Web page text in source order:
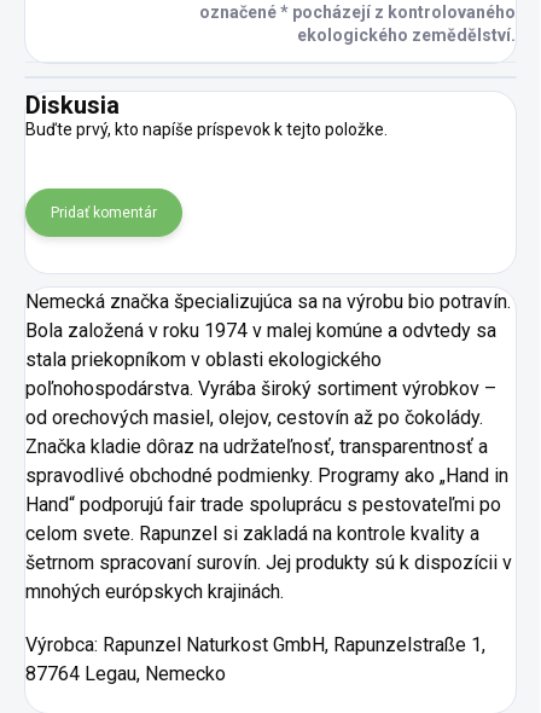
označené * pocházejí z kontrolovaného
ekologického zemědělství.
Diskusia
Buďte prvý, kto napíše príspevok k tejto položke.
Pridať komentár
Nemecká značka špecializujúca sa na výrobu bio potravín.
Bola založená v roku 1974 v malej komúne a odvtedy sa
stala priekopníkom v oblasti ekologického
poľnohospodárstva. Vyrába široký sortiment výrobkov –
od orechových masiel, olejov, cestovín až po čokolády.
Značka kladie dôraz na udržateľnosť, transparentnosť a
spravodlivé obchodné podmienky. Programy ako „Hand in
Hand“ podporujú fair trade spoluprácu s pestovateľmi po
celom svete. Rapunzel si zakladá na kontrole kvality a
šetrnom spracovaní surovín. Jej produkty sú k dispozícii v
mnohých európskych krajinách.
Výrobca: Rapunzel Naturkost GmbH, Rapunzelstraße 1,
87764 Legau, Nemecko